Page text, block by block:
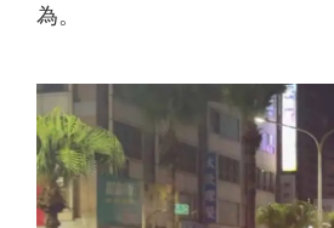
為。